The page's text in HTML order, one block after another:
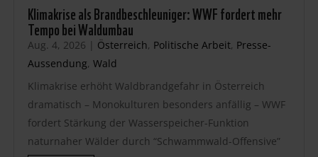
Klimakrise als Brandbeschleuniger: WWF fordert mehr
Tempo bei Waldumbau
Aug. 4, 2026 | Österreich, Politische Arbeit, Presse-
Aussendung, Wald
Klimakrise erhöht Waldbrandgefahr in Österreich
dramatisch – Monokulturen besonders anfällig – WWF
fordert Stärkung der Wasserspeicher-Funktion
naturnaher Wälder durch “Schwammwald-Offensive”